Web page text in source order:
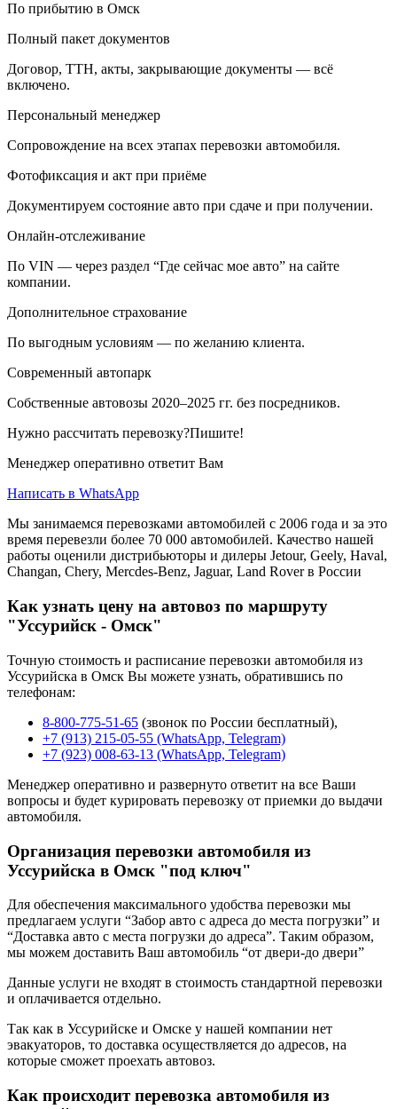
По прибытию в Омск
Полный пакет документов
Договор, ТТН, акты, закрывающие документы — всё
включено.
Персональный менеджер
Сопровождение на всех этапах перевозки автомобиля.
Фотофиксация и акт при приёме
Документируем состояние авто при сдаче и при получении.
Онлайн-отслеживание
По VIN — через раздел “Где сейчас мое авто” на сайте
компании.
Дополнительное страхование
По выгодным условиям — по желанию клиента.
Современный автопарк
Собственные автовозы 2020–2025 гг. без посредников.
Нужно рассчитать перевозку?Пишите!
Менеджер оперативно ответит Вам
Написать в WhatsApp
Мы занимаемся перевозками автомобилей с 2006 года и за это
время перевезли более 70 000 автомобилей. Качество нашей
работы оценили дистрибьюторы и дилеры Jetour, Geely, Haval,
Changan, Chery, Mercdes-Benz, Jaguar, Land Rover в России
Как узнать цену на автовоз по маршруту
"Уссурийск - Омск"
Точную стоимость и расписание перевозки автомобиля из
Уссурийска в Омск Вы можете узнать, обратившись по
телефонам:
8-800-775-51-65 (звонок по России бесплатный),
+7 (913) 215-05-55 (WhatsApp, Telegram)
+7 (923) 008-63-13 (WhatsApp, Telegram)
Менеджер оперативно и развернуто ответит на все Ваши
вопросы и будет курировать перевозку от приемки до выдачи
автомобиля.
Организация перевозки автомобиля из
Уссурийска в Омск "под ключ"
Для обеспечения максимального удобства перевозки мы
предлагаем услуги “Забор авто с адреса до места погрузки” и
“Доставка авто с места погрузки до адреса”. Таким образом,
мы можем доставить Ваш автомобиль “от двери-до двери”
Данные услуги не входят в стоимость стандартной перевозки
и оплачивается отдельно.
Так как в Уссурийске и Омске у нашей компании нет
эвакуаторов, то доставка осуществляется до адресов, на
которые сможет проехать автовоз.
Как происходит перевозка автомобиля из